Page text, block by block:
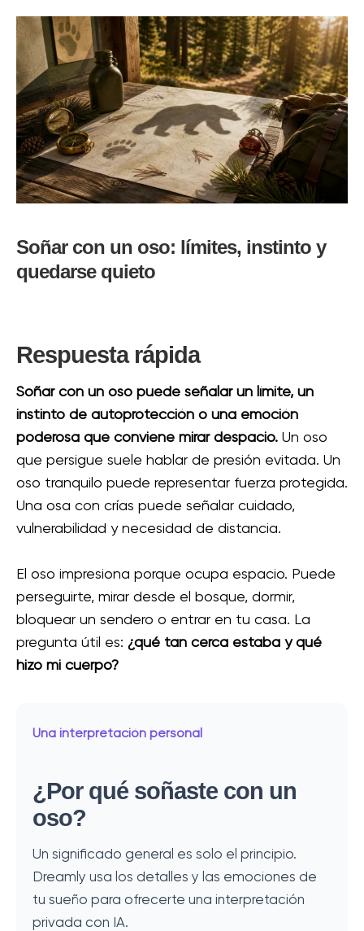
Soñar con un oso: límites, instinto y
quedarse quieto
Respuesta rápida
Soñar con un oso puede señalar un límite, un
instinto de autoprotección o una emoción
poderosa que conviene mirar despacio. Un oso
que persigue suele hablar de presión evitada. Un
oso tranquilo puede representar fuerza protegida.
Una osa con crías puede señalar cuidado,
vulnerabilidad y necesidad de distancia.
El oso impresiona porque ocupa espacio. Puede
perseguirte, mirar desde el bosque, dormir,
bloquear un sendero o entrar en tu casa. La
pregunta útil es: ¿qué tan cerca estaba y qué
hizo mi cuerpo?
Una interpretación personal
¿Por qué soñaste con un
oso?
Un significado general es solo el principio.
Dreamly usa los detalles y las emociones de
tu sueño para ofrecerte una interpretación
privada con IA.